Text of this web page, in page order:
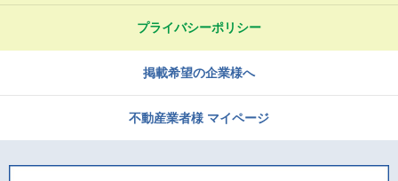
プライバシーポリシー
掲載希望の企業様へ
不動産業者様 マイページ